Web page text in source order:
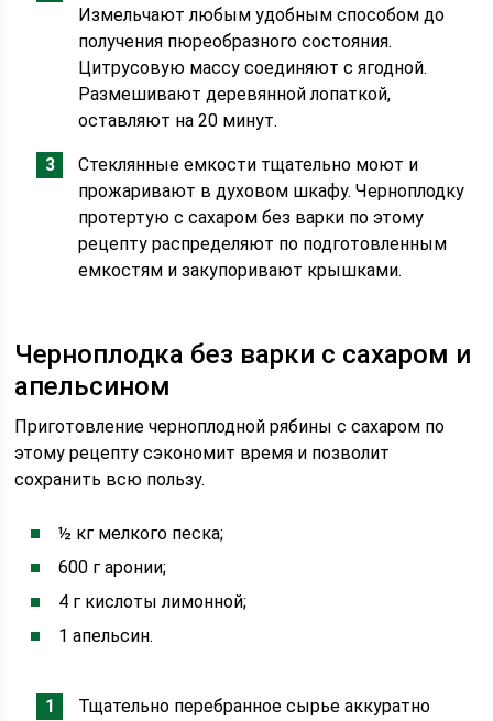
Измельчают любым удобным способом до
получения пюреобразного состояния.
Цитрусовую массу соединяют с ягодной.
Размешивают деревянной лопаткой,
оставляют на 20 минут.
Стеклянные емкости тщательно моют и
прожаривают в духовом шкафу. Черноплодку
протертую с сахаром без варки по этому
рецепту распределяют по подготовленным
емкостям и закупоривают крышками.
Черноплодка без варки с сахаром и
апельсином
Приготовление черноплодной рябины с сахаром по
этому рецепту сэкономит время и позволит
сохранить всю пользу.
½ кг мелкого песка;
600 г аронии;
4 г кислоты лимонной;
1 апельсин.
Тщательно перебранное сырье аккуратно